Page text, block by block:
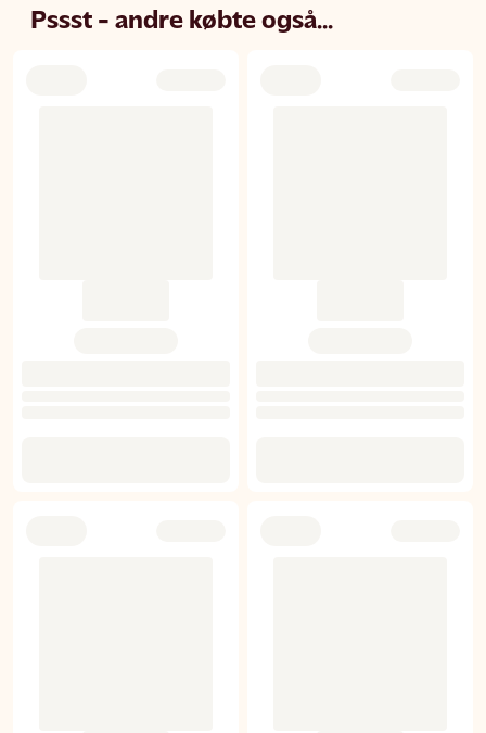
Pssst - andre købte også...